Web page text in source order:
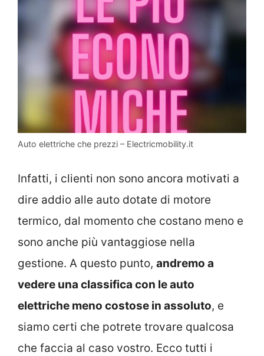
Auto elettriche che prezzi – Electricmobility.it
Infatti, i clienti non sono ancora motivati a
dire addio alle auto dotate di motore
termico, dal momento che costano meno e
sono anche più vantaggiose nella
gestione. A questo punto, andremo a
vedere una classifica con le auto
elettriche meno costose in assoluto, e
siamo certi che potrete trovare qualcosa
che faccia al caso vostro. Ecco tutti i